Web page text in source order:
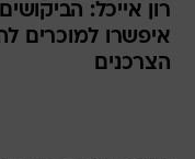
רון אייכל:
איפשרו למוכרים
הצרכנים